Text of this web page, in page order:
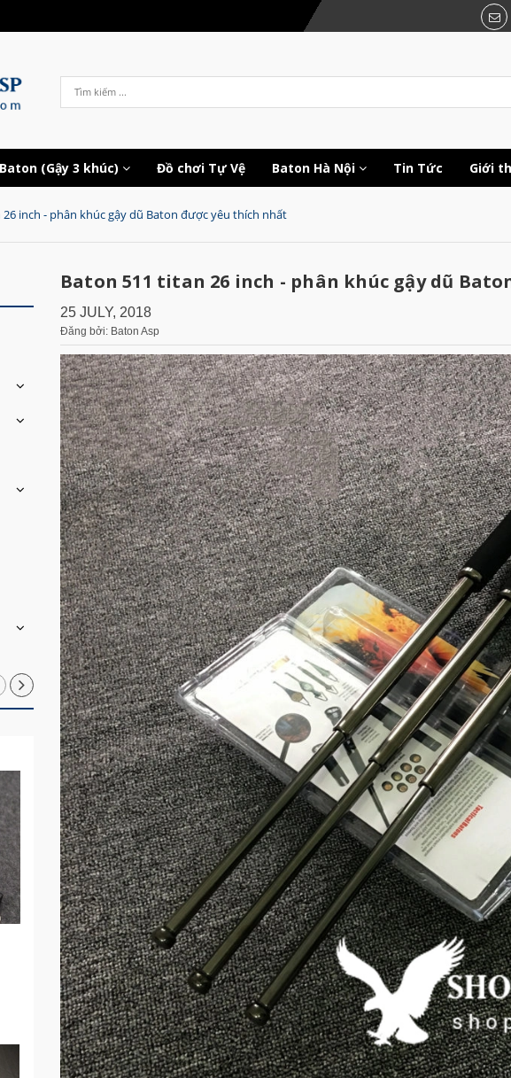
Baton (Gậy 3 khúc) Đồ chơi Tự Vệ Baton Hà Nội Tin Tức Giới
inch - phân khúc gậy dũ Baton được yêu thích nhất
Baton 511 titan 26 inch - phân khúc gậy dũ
25 JULY, 2018
Đăng bởi: Baton Asp
BATON SHY VÀNG GOLD SIZE 26
599.000₫ 795.000₫
BATON SHY ĐEN SIZE 26
599.000₫ 795.000₫